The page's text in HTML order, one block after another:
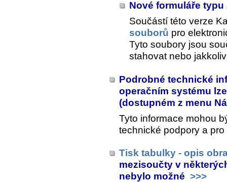
Nové formuláře typu
Součástí této verze
souborů pro
Tyto soubory jsou
stahovat nebo
Podrobné technické
operačním systému
(dostupném z menu
Tyto informace mohou
technické podpory a
Tisk tabulky - opis
mezisoučty v
nebylo možné >>>